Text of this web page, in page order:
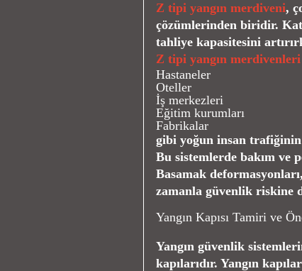
Z tipi yangın merdiveni,
çözümlerinden biridir.
tahliye kapasitesini
Z tipi yangın merdivenleri
Hastaneler
Oteller
İş merkezleri
Eğitim kurumları
Fabrikalar
gibi yoğun insan
Bu sistemlerde bakım
Basamak
zamanla güvenlik riskine
Yangın Kapısı Tamiri ve
Yangın güvenlik
kapılarıdır. Yangın